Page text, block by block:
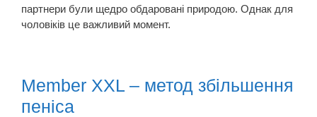
партнери були щедро обдаровані природою. Однак для
чоловіків це важливий момент.
Member XXL – метод збільшення
пеніса